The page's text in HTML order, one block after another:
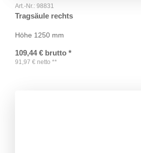
Art.-Nr.: 98831
Tragsäule rechts
Höhe 1250 mm
109,44 € brutto *
91,97 € netto **